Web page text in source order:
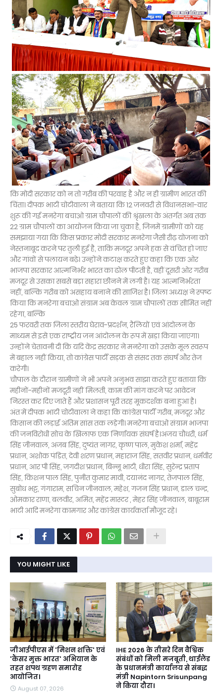
कि मोदी सरकार को न तो गरीब की परवाह है और न ही ग्रामीण भारत की
चिंता। दीपक भाटी चोटीवाला ने बताया कि 12 जनवरी से विधानसभा-वार
शुरू की गई मनरेगा बचाओ ग्राम चौपालों की श्रृंखला के अंतर्गत अब तक
22 ग्राम चौपालों का आयोजन किया जा चुका है, जिनमें ग्रामीणों को यह
समझाया गया कि किस प्रकार मोदी सरकार मनरेगा जैसी रीढ़ योजना को
नेस्तनाबूद करने पर तुली हुई है, ताकि मजदूर अपने हक से वंचित हो जाए
और गांवों से पलायन बढ़े। उन्होंने कटाक्ष करते हुए कहा कि एक ओर
भाजपा सरकार आत्मनिर्भर भारत का ढोल पीटती है, वहीं दूसरी ओर गरीब
मजदूर से उसका सबसे बड़ा सहारा छीनने में लगी है। यह आत्मनिर्भरता
नहीं, बल्कि गरीब को असहाय बनाने की साजिश है। जिला अध्यक्ष ने स्पष्ट
किया कि मनरेगा बचाओ संग्राम अब केवल ग्राम चौपालों तक सीमित नहीं
रहेगा, बल्कि
25 फरवरी तक जिला स्तरीय घेराव-प्रदर्शन, रैलियों एवं आंदोलन के
माध्यम से इसे एक राष्ट्रीय जन आंदोलन के रूप में खड़ा किया जाएगा।
उन्होंने चेतावनी दी कि यदि केंद्र सरकार ने मनरेगा को उसके मूल स्वरूप
में बहाल नहीं किया, तो कांग्रेस पार्टी सड़क से संसद तक संघर्ष और तेज
करेगी।
चौपाल के दौरान ग्रामीणों ने भी अपने अनुभव साझा करते हुए बताया कि
महीनों-महीनों मजदूरी नहीं मिलती, काम की मांग करने पर आवेदन
निरस्त कर दिए जाते हैं और प्रशासन पूरी तरह मूकदर्शक बना हुआ है।
अंत में दीपक भाटी चोटीवाला ने कहा कि कांग्रेस पार्टी गरीब, मजदूर और
किसान की लड़ाई अंतिम सांस तक लड़ेगी। मनरेगा बचाओ संग्राम भाजपा
की जनविरोधी सोच के खिलाफ एक निर्णायक संघर्ष है।अजय चौधरी, धर्म
सिंह जीनवाल, अजब सिंह, दुष्यंत नागर, कृष्ण पाल, मुकेश शर्मा, महेंद्र
प्रधान, अशोक पंडित, देवी शरण प्रधान, महाराज सिंह, सतवीर प्रधान, धर्मवीर
प्रधान, आर पी सिंह, जगदीश प्रधान, बिन्नू भाटी, धीरा सिंह, सुरेन्द्र प्रताप
सिंह, किशन पाल सिंह, पुनीत कुमार मावी, दयानंद नागर, तेजपाल सिंह,
सुबोध भट्ट, गंगाराम, सचिन जीनवाल, महेश, गजन सिंह प्रधान, डाल चन्द्र,
ओमकार राणा, बलवीर, अमित, महेंद्र मास्टर , मेहर सिंह जीनवाल, बाबूराम
भाटी आदि मनरेगा कामगार और कांग्रेस कार्यकर्ता मौजूद रहे।
YOU MIGHT LIKE
जीआईपीएस में 'मिशन शक्ति' एवं
'कैंसर मुक्त भारत' अभियान के
तहत शपथ ग्रहण समारोह
आयोजित।
August 07, 2026
IHE 2026 के तीसरे दिन वैश्विक
संबंधों को मिली मजबूती, थाईलैंड
के प्रधानमंत्री कार्यालय से संबद्ध
मंत्री Napintorn Srisunpang
ने किया दौरा।